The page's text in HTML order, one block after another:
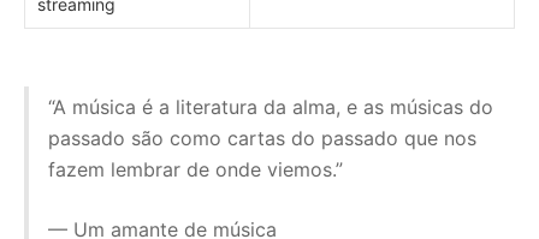
streaming
“A música é a literatura da alma, e as músicas do
passado são como cartas do passado que nos
fazem lembrar de onde viemos.”
— Um amante de música